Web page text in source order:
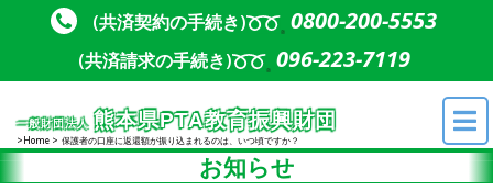
Skip to content
Skip to content(共済契約の手続き) 0800-200-5553
(共済請求の手続き) 096-223-7119
一般財団法人 熊本県PTA教育振興財団
Home 保護者の口座に返還額が振り込まれるのは、いつ頃ですか？
お知らせ